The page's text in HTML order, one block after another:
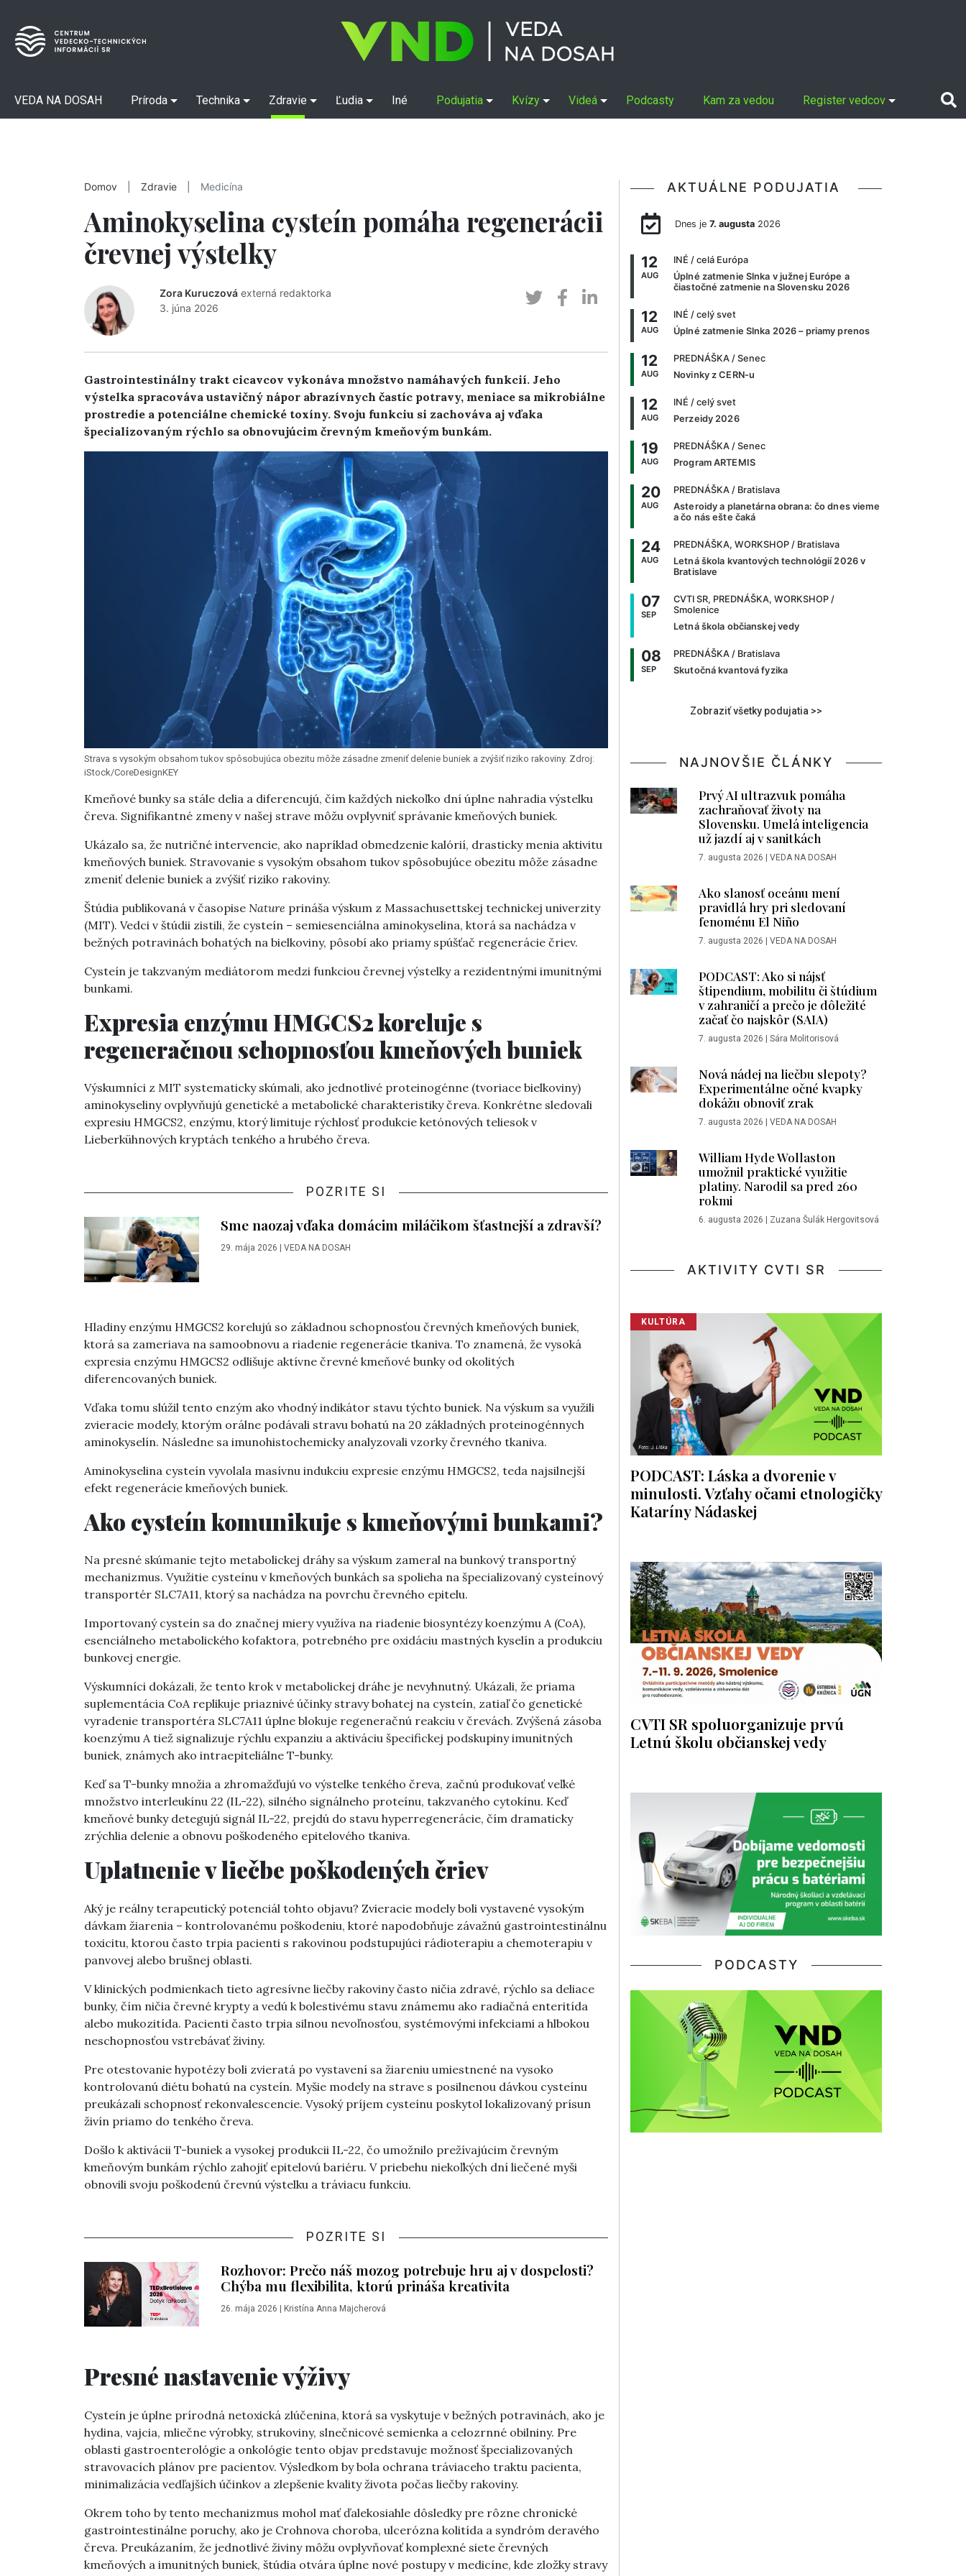
VEDA NA DOSAH Príroda Technika Zdravie Ľudia Iné Podujatia Kvízy Videá Podcasty Kam za vedou Register vedcov
Domov Zdravie Medicína
Aminokyselina cysteín pomáha regenerácii
črevnej výstelky
Zora Kuruczová externá redaktorka
3. júna 2026
Gastrointestinálny trakt cicavcov vykonáva množstvo namáhavých funkcií. Jeho
výstelka spracováva ustavičný nápor abrazívnych častíc potravy, meniace sa mikrobiálne
prostredie a potenciálne chemické toxíny. Svoju funkciu si zachováva aj vďaka
špecializovaným rýchlo sa obnovujúcim črevným kmeňovým bunkám.
Strava s vysokým obsahom tukov spôsobujúca obezitu môže zásadne zmeniť delenie buniek a zvýšiť riziko rakoviny. Zdroj:
iStock/CoreDesignKEY
Kmeňové bunky sa stále delia a diferencujú, čím každých niekoľko dní úplne nahradia výstelku
čreva. Signifikantné zmeny v našej strave môžu ovplyvniť správanie kmeňových buniek.
Ukázalo sa, že nutričné intervencie, ako napríklad obmedzenie kalórií, drasticky menia aktivitu
kmeňových buniek. Stravovanie s vysokým obsahom tukov spôsobujúce obezitu môže zásadne
zmeniť delenie buniek a zvýšiť riziko rakoviny.
Štúdia publikovaná v časopise Nature prináša výskum z Massachusettskej technickej univerzity
(MIT). Vedci v štúdii zistili, že cysteín – semiesenciálna aminokyselina, ktorá sa nachádza v
bežných potravinách bohatých na bielkoviny, pôsobí ako priamy spúšťač regenerácie čriev.
Cysteín je takzvaným mediátorom medzi funkciou črevnej výstelky a rezidentnými imunitnými
bunkami.
Expresia enzýmu HMGCS2 koreluje s
regeneračnou schopnosťou kmeňových buniek
Výskumníci z MIT systematicky skúmali, ako jednotlivé proteinogénne (tvoriace bielkoviny)
aminokyseliny ovplyvňujú genetické a metabolické charakteristiky čreva. Konkrétne sledovali
expresiu HMGCS2, enzýmu, ktorý limituje rýchlosť produkcie ketónových teliesok v
Lieberkühnových kryptách tenkého a hrubého čreva.
POZRITE SI
Sme naozaj vďaka domácim miláčikom šťastnejší a zdravší?
29. mája 2026 VEDA NA DOSAH
Hladiny enzýmu HMGCS2 korelujú so základnou schopnosťou črevných kmeňových buniek,
ktorá sa zameriava na samoobnovu a riadenie regenerácie tkaniva. To znamená, že vysoká
expresia enzýmu HMGCS2 odlišuje aktívne črevné kmeňové bunky od okolitých
diferencovaných buniek.
Vďaka tomu slúžil tento enzým ako vhodný indikátor stavu týchto buniek. Na výskum sa využili
zvieracie modely, ktorým orálne podávali stravu bohatú na 20 základných proteinogénnych
aminokyselín. Následne sa imunohistochemicky analyzovali vzorky črevného tkaniva.
Aminokyselina cysteín vyvolala masívnu indukciu expresie enzýmu HMGCS2, teda najsilnejší
efekt regenerácie kmeňových buniek.
Ako cysteín komunikuje s kmeňovými bunkami?
Na presné skúmanie tejto metabolickej dráhy sa výskum zameral na bunkový transportný
mechanizmus. Využitie cysteínu v kmeňových bunkách sa spolieha na špecializovaný cysteínový
transportér SLC7A11, ktorý sa nachádza na povrchu črevného epitelu.
Importovaný cysteín sa do značnej miery využíva na riadenie biosyntézy koenzýmu A (CoA),
esenciálneho metabolického kofaktora, potrebného pre oxidáciu mastných kyselín a produkciu
bunkovej energie.
Výskumníci dokázali, že tento krok v metabolickej dráhe je nevyhnutný. Ukázali, že priama
suplementácia CoA replikuje priaznivé účinky stravy bohatej na cysteín, zatiaľ čo genetické
vyradenie transportéra SLC7A11 úplne blokuje regeneračnú reakciu v črevách. Zvýšená zásoba
koenzýmu A tiež signalizuje rýchlu expanziu a aktiváciu špecifickej podskupiny imunitných
buniek, známych ako intraepiteliálne T-bunky.
Keď sa T-bunky množia a zhromažďujú vo výstelke tenkého čreva, začnú produkovať veľké
množstvo interleukínu 22 (IL-22), silného signálneho proteínu, takzvaného cytokínu. Keď
kmeňové bunky detegujú signál IL-22, prejdú do stavu hyperregenerácie, čím dramaticky
zrýchlia delenie a obnovu poškodeného epitelového tkaniva.
Uplatnenie v liečbe poškodených čriev
Aký je reálny terapeutický potenciál tohto objavu? Zvieracie modely boli vystavené vysokým
dávkam žiarenia – kontrolovanému poškodeniu, ktoré napodobňuje závažnú gastrointestinálnu
toxicitu, ktorou často trpia pacienti s rakovinou podstupujúci rádioterapiu a chemoterapiu v
panvovej alebo brušnej oblasti.
V klinických podmienkach tieto agresívne liečby rakoviny často ničia zdravé, rýchlo sa deliace
bunky, čím ničia črevné krypty a vedú k bolestivému stavu známemu ako radiačná enteritída
alebo mukozitída. Pacienti často trpia silnou nevoľnosťou, systémovými infekciami a hlbokou
neschopnosťou vstrebávať živiny.
Pre otestovanie hypotézy boli zvieratá po vystavení sa žiareniu umiestnené na vysoko
kontrolovanú diétu bohatú na cysteín. Myšie modely na strave s posilnenou dávkou cysteínu
preukázali schopnosť rekonvalescencie. Vysoký príjem cysteínu poskytol lokalizovaný prísun
živín priamo do tenkého čreva.
Došlo k aktivácii T-buniek a vysokej produkcii IL-22, čo umožnilo prežívajúcim črevným
kmeňovým bunkám rýchlo zahojiť epitelovú bariéru. V priebehu niekoľkých dní liečené myši
obnovili svoju poškodenú črevnú výstelku a tráviacu funkciu.
POZRITE SI
Rozhovor: Prečo náš mozog potrebuje hru aj v dospelosti?
Chýba mu flexibilita, ktorú prináša kreativita
26. mája 2026 | Kristína Anna Majcherová
Presné nastavenie výživy
Cysteín je úplne prírodná netoxická zlúčenina, ktorá sa vyskytuje v bežných potravinách, ako je
hydina, vajcia, mliečne výrobky, strukoviny, slnečnicové semienka a celozrnné obilniny. Pre
oblasti gastroenterológie a onkológie tento objav predstavuje možnosť špecializovaných
stravovacích plánov pre pacientov. Výsledkom by bola ochrana tráviaceho traktu pacienta,
minimalizácia vedľajších účinkov a zlepšenie kvality života počas liečby rakoviny.
Okrem toho by tento mechanizmus mohol mať ďalekosiahle dôsledky pre rôzne chronické
gastrointestinálne poruchy, ako je Crohnova choroba, ulcerózna kolitída a syndróm deravého
čreva. Preukázaním, že jednotlivé živiny môžu ovplyvňovať komplexné siete črevných
kmeňových a imunitných buniek, štúdia otvára úplne nové postupy v medicíne, kde zložky stravy
AKTUÁLNE PODUJATIA
Dnes je 7. augusta2026
12
AUG
INÉ / celá Európa
Úplné zatmenie Slnka v južnej Európe a
čiastočné zatmenie na Slovensku 2026
12
AUG
INÉ / celý svet
Úplné zatmenie Slnka 2026 – priamy prenos
12
AUG
PREDNÁŠKA / Senec
Novinky z CERN-u
12
AUG
INÉ / celý svet
Perzeidy 2026
19
AUG
PREDNÁŠKA / Senec
Program ARTEMIS
20
AUG
PREDNÁŠKA / Bratislava
Asteroidy a planetárna obrana: čo dnes vieme
a čo nás ešte čaká
24
AUG
PREDNÁŠKA, WORKSHOP / Bratislava
Letná škola kvantových technológií 2026 v
Bratislave
07
SEP
CVTI SR, PREDNÁŠKA, WORKSHOP /
Smolenice
Letná škola občianskej vedy
08
SEP
PREDNÁŠKA / Bratislava
Skutočná kvantová fyzika
Zobraziť všetky podujatia >>
NAJNOVŠIE ČLÁNKY
Prvý AI ultrazvuk pomáha
zachraňovať životy na
Slovensku. Umelá inteligencia
už jazdí aj v sanitkách
7. augusta 2026 | VEDA NA DOSAH
Ako slanosť oceánu mení
pravidlá hry pri sledovaní
fenoménu El Niño
7. augusta 2026 | VEDA NA DOSAH
PODCAST: Ako si nájsť
štipendium, mobilitu či štúdium
v zahraničí a prečo je dôležité
začať čo najskôr (SAIA)
7. augusta 2026 | Sára Molitorisová
Nová nádej na liečbu slepoty?
Experimentálne očné kvapky
dokážu obnoviť zrak
7. augusta 2026 | VEDA NA DOSAH
William Hyde Wollaston
umožnil praktické využitie
platiny. Narodil sa pred 260
rokmi
6. augusta 2026 | Zuzana Šulák Hergovitsová
AKTIVITY CVTI SR
KULTÚRA
PODCAST: Láska a dvorenie v
minulosti. Vzťahy očami etnologičky
Kataríny Nádaskej
CVTI SR spoluorganizuje prvú
Letnú školu občianskej vedy
PODCASTY